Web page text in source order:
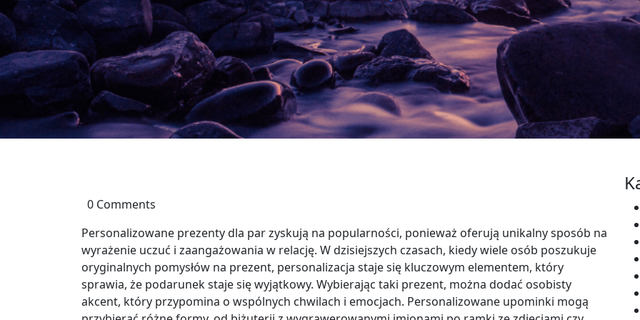
0 Comments
Personalizowane prezenty dla par zyskują na popularności, ponieważ oferują unikalny sposób na
wyrażenie uczuć i zaangażowania w relację. W dzisiejszych czasach, kiedy wiele osób poszukuje
oryginalnych pomysłów na prezent, personalizacja staje się kluczowym elementem, który
sprawia, że podarunek staje się wyjątkowy. Wybierając taki prezent, można dodać osobisty
akcent, który przypomina o wspólnych chwilach i emocjach. Personalizowane upominki mogą